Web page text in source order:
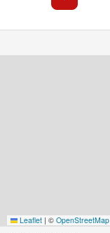
Leaflet | © OpenStreetMap